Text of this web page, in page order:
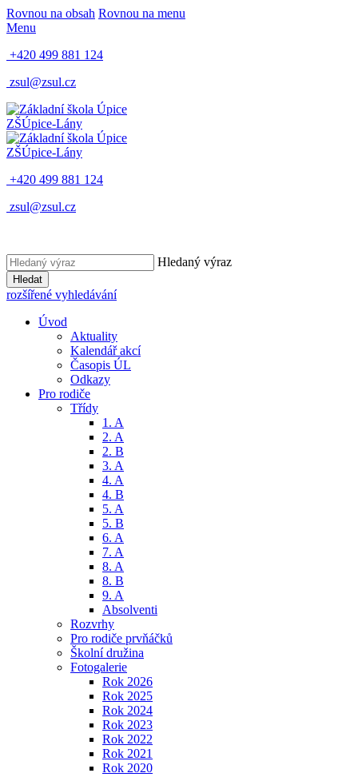
Rovnou na obsah Rovnou na menu
Menu
+420 499 881 124
zsul@zsul.cz
ZŠÚpice-Lány
ZŠÚpice-Lány
+420 499 881 124
zsul@zsul.cz
Hledaný výraz
Hledat
rozšířené vyhledávání
Úvod
Aktuality
Kalendář akcí
Časopis ÚL
Odkazy
Pro rodiče
Třídy
1. A
2. A
2. B
3. A
4. A
4. B
5. A
5. B
6. A
7. A
8. A
8. B
9. A
Absolventi
Rozvrhy
Pro rodiče prvňáčků
Školní družina
Fotogalerie
Rok 2026
Rok 2025
Rok 2024
Rok 2023
Rok 2022
Rok 2021
Rok 2020